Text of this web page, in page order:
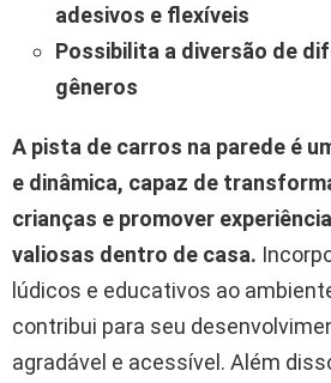
adesivos e flexíveis
Possibilita a diversão de
gêneros
A pista de carros na parede é
e dinâmica, capaz de
crianças e promover
valiosas dentro de casa.
lúdicos e educativos ao
contribui para seu
agradável e acessível. Além